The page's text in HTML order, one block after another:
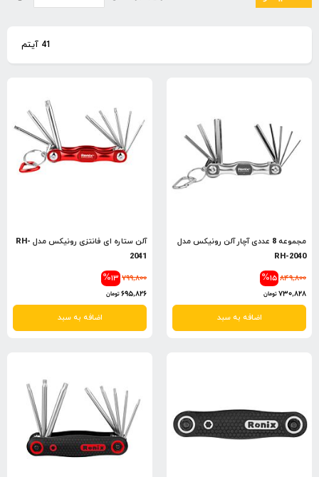
41 آیتم
مجموعه 8 عددی آچار آلن رونیکس مدل
RH-2040
%15 849,800
730,828تومان
اضافه به سبد
آلن ستاره ای فانتزی رونیکس مدل RH-
2041
%13 799,800
695,826تومان
اضافه به سبد